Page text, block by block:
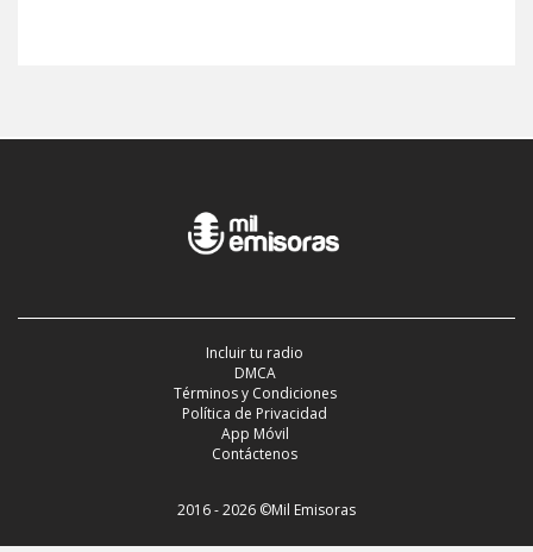
Incluir tu radio
DMCA
Términos y Condiciones
Política de Privacidad
App Móvil
Contáctenos
2016 - 2026 ©Mil Emisoras